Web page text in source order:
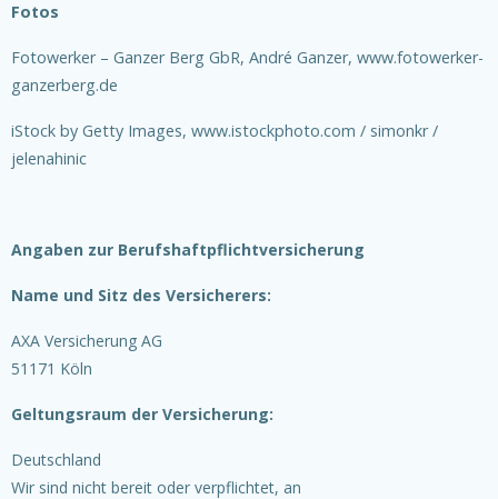
Fotos
Fotowerker – Ganzer Berg GbR, André Ganzer, www.fotowerker-
ganzerberg.de
iStock by Getty Images, www.istockphoto.com / simonkr /
jelenahinic
Angaben zur Berufshaftpflichtversicherung
Name und Sitz des Versicherers:
AXA Versicherung AG
51171 Köln
Geltungsraum der Versicherung:
Deutschland
Wir sind nicht bereit oder verpflichtet, an